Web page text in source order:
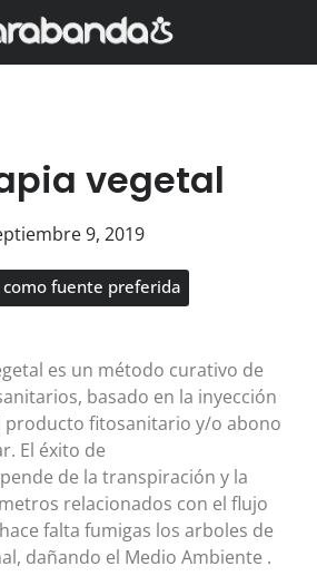
vegetal
9, 2019
fuente preferida
es un método curativo de
basado en la inyección
producto fitosanitario y/o abono
El éxito de
de la transpiración y la
relacionados con el flujo
falta fumigas los arboles de
dañando el Medio Ambiente .